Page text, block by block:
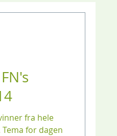
fra hele
for dagen